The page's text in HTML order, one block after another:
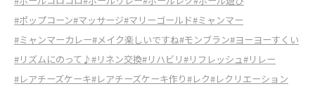
#ポップコーン#マッサージ#マリーゴールド#ミャンマー
#ミャンマーカレー#メイク楽しいですね#モンブラン#ヨーヨーすくい
#リズムにのって♪#リネン交換#リハビリ#リフレッシュ#リレー
#レアチーズケーキ#レアチーズケーキ作り#レク#レクリエーション